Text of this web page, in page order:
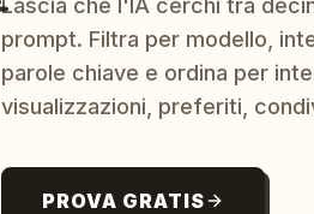
Lascia che l'IA cerchi tra
prompt. Filtra per modello,
parole chiave e ordina per
visualizzazioni, preferiti,
PROVA GRATIS